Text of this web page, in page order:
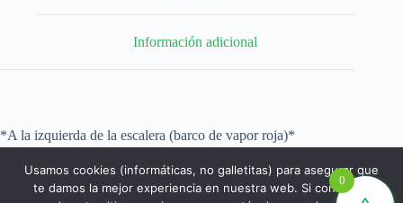
Información adicional
*A la izquierda de la escalera (barco de vapor roja)*
0
Usamos cookies (informáticas, no galletitas) para asegurar que
te damos la mejor experiencia en nuestra web. Si continúas